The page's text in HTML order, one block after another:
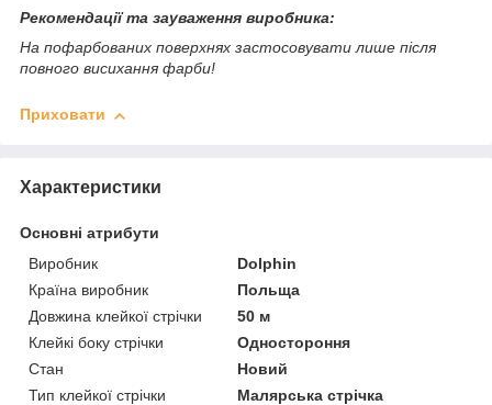
Рекомендації та зауваження виробника:
На пофарбованих поверхнях застосовувати лише після
повного висихання фарби!
Приховати
Характеристики
Основні атрибути
Виробник
Dolphin
Країна виробник
Польща
Довжина клейкої стрічки
50 м
Клейкі боку стрічки
Одностороння
Стан
Новий
Тип клейкої стрічки
Малярська стрічка